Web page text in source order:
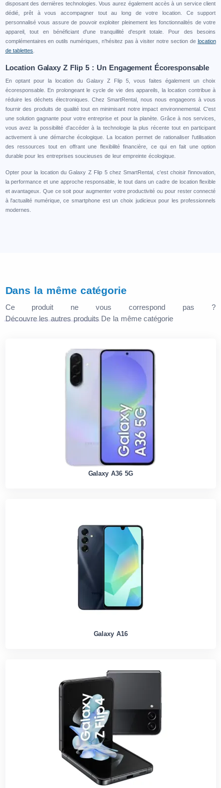
disposant des dernières technologies. Vous aurez également accès à un service client
dédié, prêt à vous accompagner tout au long de votre location. Ce support
personnalisé vous assure de pouvoir exploiter pleinement les fonctionnalités de votre
appareil, tout en bénéficiant d'une tranquillité d'esprit totale. Pour des besoins
complémentaires en outils numériques, n'hésitez pas à visiter notre section de location
de tablettes
Location Galaxy Z Flip 5 : Un Engagement Écoresponsable
En optant pour la location du Galaxy Z Flip 5, vous faites également un choix
écoresponsable. En prolongeant le cycle de vie des appareils, la location contribue à
réduire les déchets électroniques. Chez SmartRental, nous nous engageons à vous
fournir des produits de qualité tout en minimisant notre impact environnemental. C'est
une solution gagnante pour votre entreprise et pour la planète. Grâce à nos services,
vous avez la possibilité d'accéder à la technologie la plus récente tout en participant
activement à une démarche écologique. La location permet de rationaliser l'utilisation
des ressources tout en offrant une flexibilité financière, ce qui en fait une option
durable pour les entreprises soucieuses de leur empreinte écologique.
Opter pour la location du Galaxy Z Flip 5 chez SmartRental, c'est choisir l'innovation,
la performance et une approche responsable, le tout dans un cadre de location flexible
et avantageux. Que ce soit pour augmenter votre productivité ou pour rester connecté
à l'actualité numérique, ce smartphone est un choix judicieux pour les professionnels
modernes.
Dans la même catégorie
Ce produit ne vous correspond pas ?
Découvre les autres produits De la même catégorie
Galaxy A36 5G
Galaxy A16